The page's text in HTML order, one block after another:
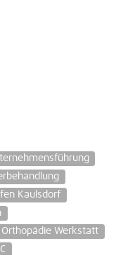
Kaulsdorf
Orthopädie Werkstatt